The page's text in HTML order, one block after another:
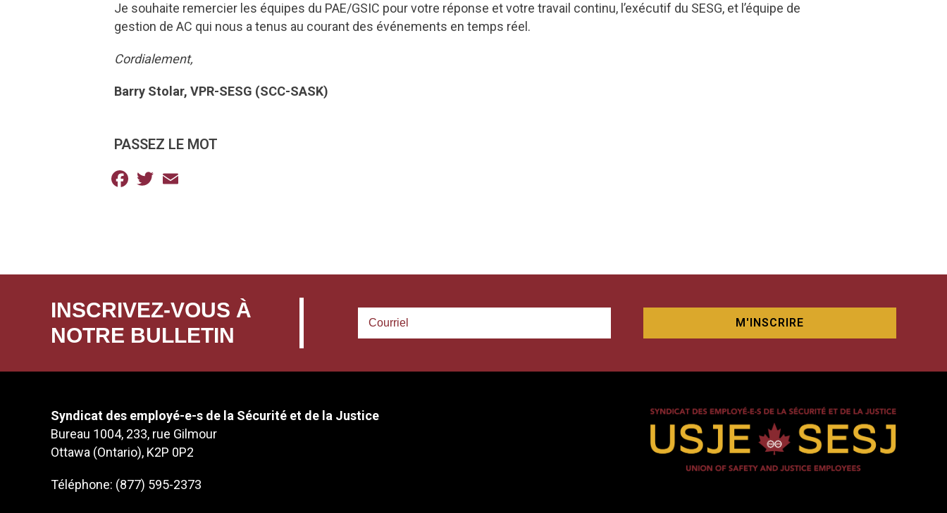
Je souhaite remercier les équipes du PAE/GSIC pour votre réponse et votre travail continu, l’exécutif du SESG, et l’équipe de
gestion de AC qui nous a tenus au courant des événements en temps réel.
Cordialement,
Barry Stolar, VPR-SESG (SCC-SASK)
PASSEZ LE MOT
Facebook
Twitter
INSCRIVEZ-VOUS À
NOTRE BULLETIN
Syndicat des employé-e-s de la Sécurité et de la Justice
Bureau 1004, 233, rue Gilmour
Ottawa (Ontario), K2P 0P2
Téléphone: (877) 595-2373